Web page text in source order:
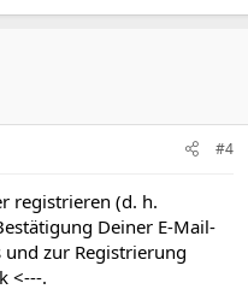
#4
registrieren (d. h.
Deiner E-Mail-
und zur Registrierung
<---.